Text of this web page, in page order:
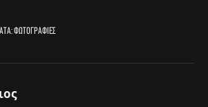
Φωτογραφίες